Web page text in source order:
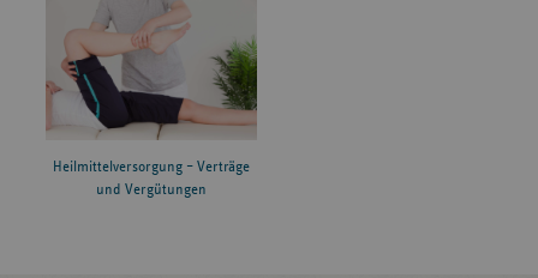
Heilmittelversorgung – Verträge
und Vergütungen